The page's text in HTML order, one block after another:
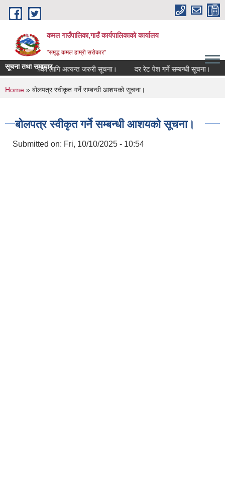
Skip to main content
कमल गाउँपालिका,गाउँ कार्यपालिकाको कार्यालय
"समृद्ध कमल हाम्रो सरोकार"
सूचना तथा समाचार
कृषकहरूका लागि अत्यन्त जरुरी सूचना। दर रेट पेश गर्ने सम्बन्धी सूचना।
You are here
Home » बोलपत्र स्वीकृत गर्ने सम्बन्धी आशयको सूचना।
बोलपत्र स्वीकृत गर्ने सम्बन्धी आशयको सूचना।
Submitted on: Fri, 10/10/2025 - 10:54